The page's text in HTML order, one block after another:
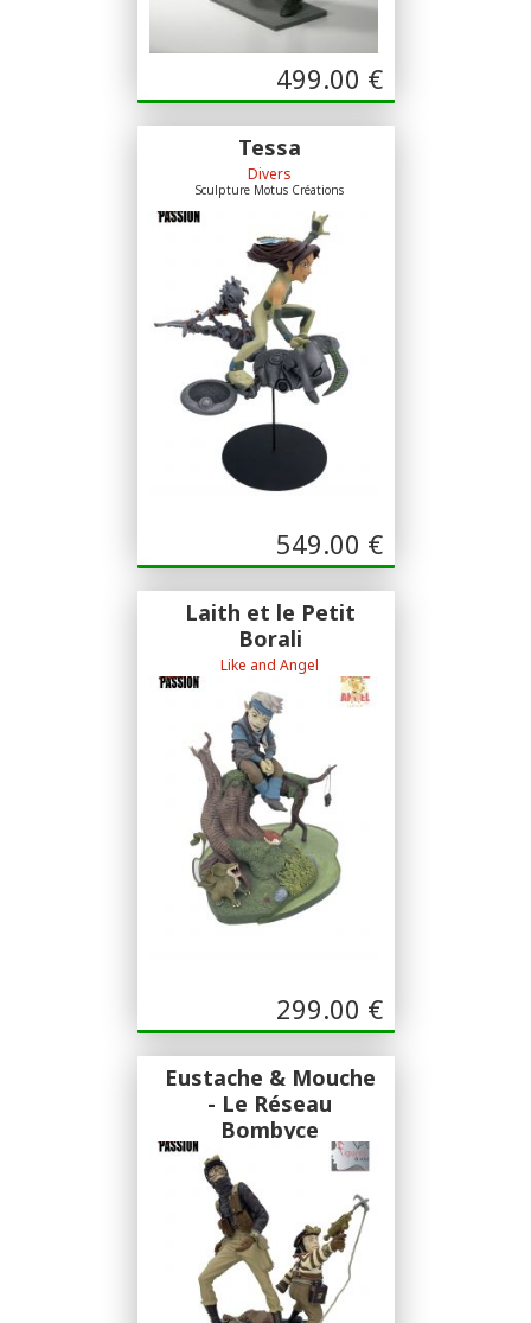
499.00 €
Tessa
Divers
Sculpture Motus Créations
549.00 €
Laith et le Petit
Borali
Like and Angel
sculpture Dominique Muffragi
299.00 €
Eustache & Mouche
- Le Réseau
Bombyce
Figures & Vous
Sculpture Dominique Mufraggi